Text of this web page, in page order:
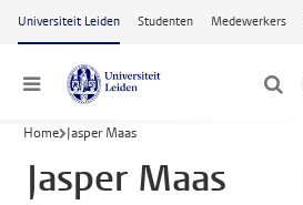
Ga naar hoofdinhoud
Universiteit Leiden Studenten Medewerkers
Menu
Home Jasper Maas
Jasper Maas